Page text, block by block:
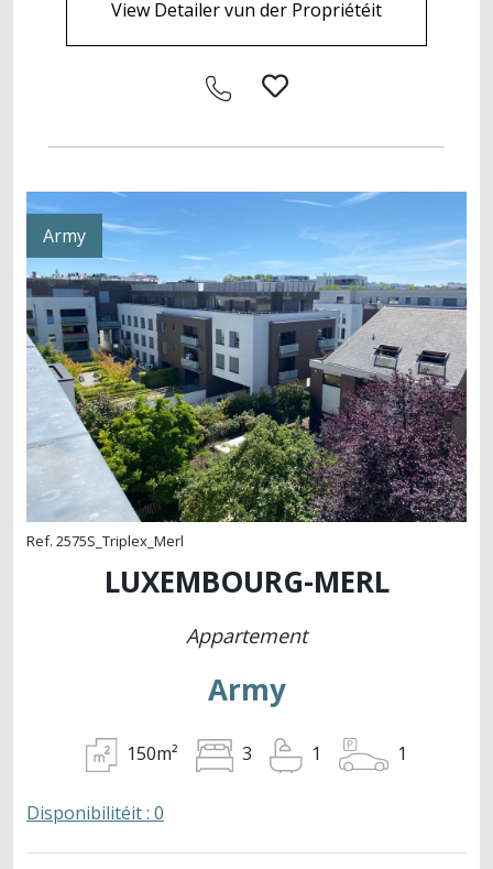
View Detailer vun der Propriétéit
Army
Ref. 2575S_Triplex_Merl
LUXEMBOURG-MERL
Appartement
Army
150m² 3 1 1
Disponibilitéit : 0